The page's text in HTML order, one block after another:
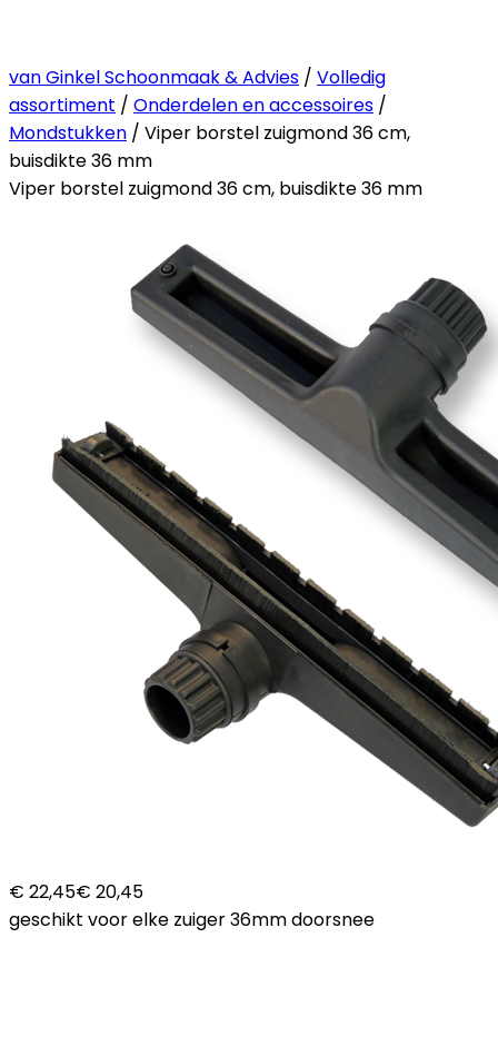
van Ginkel Schoonmaak & Advies / Volledig
assortiment / Onderdelen en accessoires /
Mondstukken / Viper borstel zuigmond 36 cm,
buisdikte 36 mm
Viper borstel zuigmond 36 cm, buisdikte 36 mm
€ 22,45€ 20,45
geschikt voor elke zuiger 36mm doorsnee